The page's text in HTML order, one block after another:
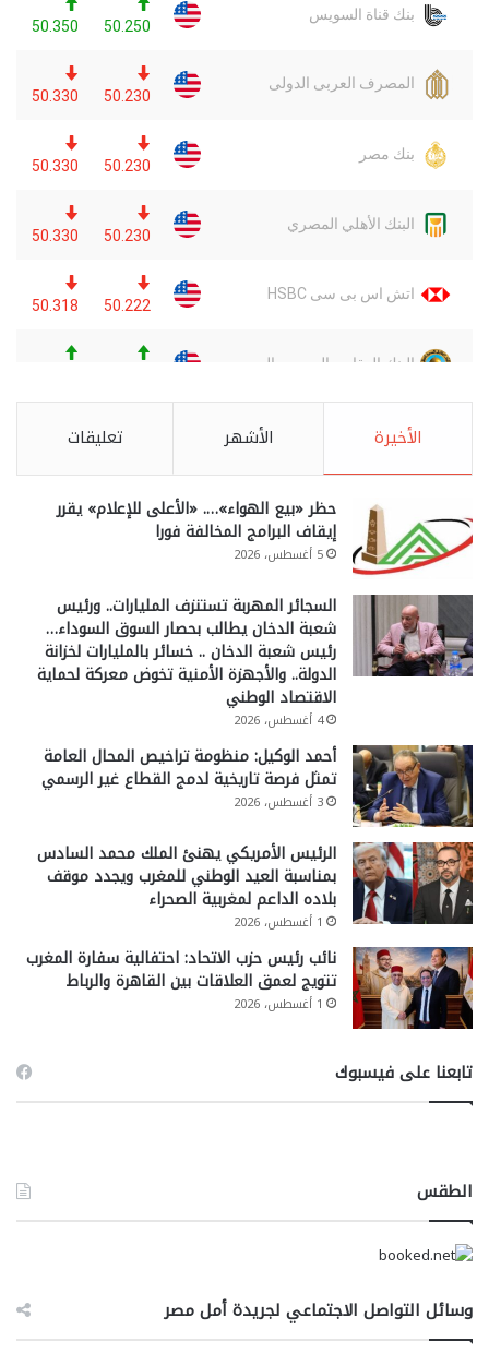
الأخيرة الأشهر تعليقات
حظر «بيع الهواء»…. «الأعلى للإعلام» يقرر
إيقاف البرامج المخالفة فورا
5 أغسطس، 2026
السجائر المهربة تستنزف المليارات.. ورئيس
شعبة الدخان يطالب بحصار السوق السوداء…
رئيس شعبة الدخان .. خسائر بالمليارات لخزانة
الدولة.. والأجهزة الأمنية تخوض معركة لحماية
الاقتصاد الوطني
4 أغسطس، 2026
أحمد الوكيل: منظومة تراخيص المحال العامة
تمثل فرصة تاريخية لدمج القطاع غير الرسمي
3 أغسطس، 2026
الرئيس الأمريكي يهنئ الملك محمد السادس
بمناسبة العيد الوطني للمغرب ويجدد موقف
بلاده الداعم لمغربية الصحراء
1 أغسطس، 2026
نائب رئيس حزب الاتحاد: احتفالية سفارة المغرب
تتويج لعمق العلاقات بين القاهرة والرباط
1 أغسطس، 2026
تابعنا على فيسبوك
الطقس
وسائل التواصل الاجتماعي لجريدة أمل مصر